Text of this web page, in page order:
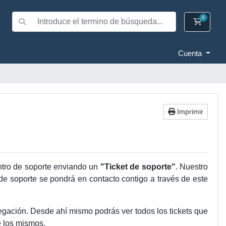
0
Carrito
Cuenta
Imprimir
de soporte enviando un "Ticket de soporte". Nuestro
soporte se pondrá en contacto contigo a través de este
Desde ahí mismo podrás ver todos los tickets que
los mismos.